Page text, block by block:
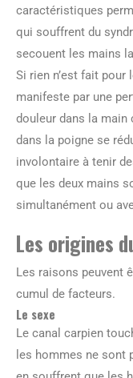
caractéristiques
qui souffrent du
secouent les mains
Si rien n’est fait pour
manifeste par une
douleur dans la main
dans la poigne se
involontaire à tenir
que les deux mains
simultanément ou
Les origines
Les raisons peuvent
cumul de facteurs.
Le sexe
Le canal carpien
les hommes ne sont